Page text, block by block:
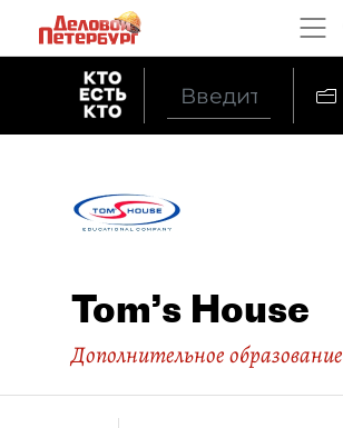
Tom’s House
Дополнительное образование